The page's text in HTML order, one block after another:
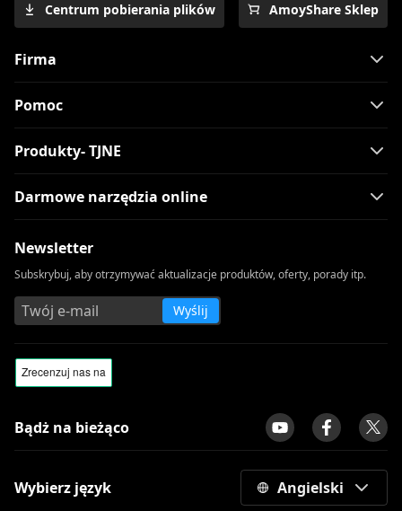
Centrum pobierania plików AmoyShare Sklep
Firma
Pomoc
Produkty- TJNE
Darmowe narzędzia online
Newsletter
Subskrybuj, aby otrzymywać aktualizacje produktów, oferty, porady itp.
Wyślij
Bądż na bieżąco
Wybierz język Angielski